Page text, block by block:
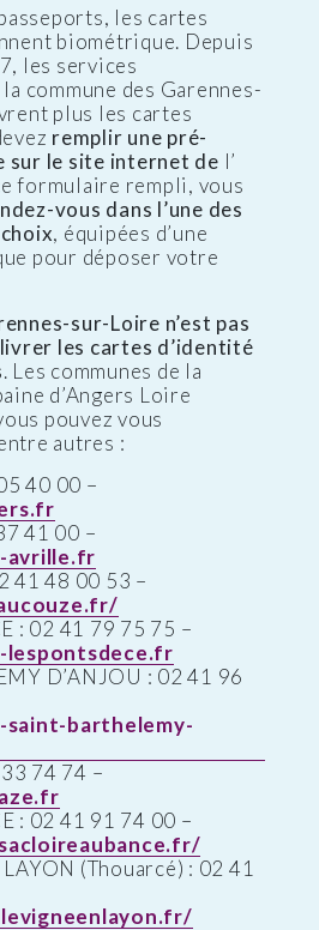
les cartes
biométrique. Depuis
les services
commune des Garennes-
plus les cartes
remplir une pré-
sur le site internet de l’
formulaire rempli, vous
vous dans l’une des
, équipées d’une
pour déposer votre
sur-Loire n’est pas
les cartes d’identité
. Les communes de la
d’Angers Loire
pouvez vous
autres :
40 00 –
41 00 –
avrille.fr
41 48 00 53 –
: 02 41 79 75 75 –
D’ANJOU : 02 41 96
barthelemy-
74 74 –
: 02 41 91 74 00 –
(Thouarcé) : 02 41